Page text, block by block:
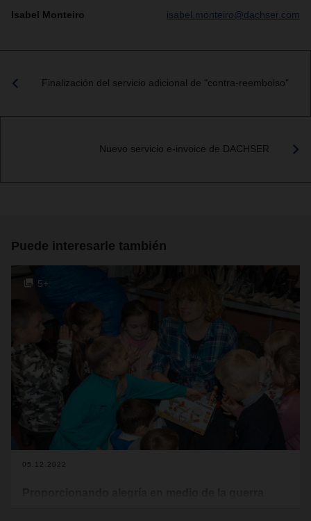
Isabel Monteiro isabel.monteiro@dachser.com
Finalización del servicio adicional de "contra-reembolso"
Nuevo servicio e-invoice de DACHSER
Puede interesarle también
5+
05.12.2022